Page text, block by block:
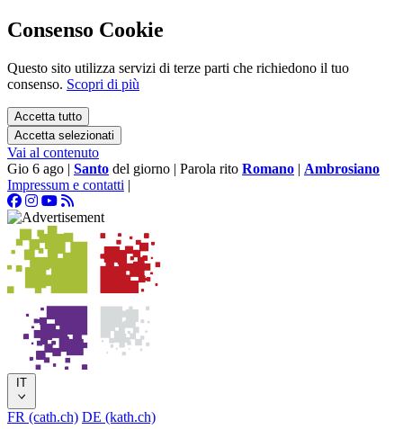
Consenso Cookie
Questo sito utilizza servizi di terze parti che richiedono il tuo
consenso. Scopri di più
Accetta tutto
Accetta selezionati
Vai al contenuto
Gio 6 ago | Santo del giorno | Parola rito Romano | Ambrosiano
Impressum e contatti |
IT
FR (cath.ch) DE (kath.ch)